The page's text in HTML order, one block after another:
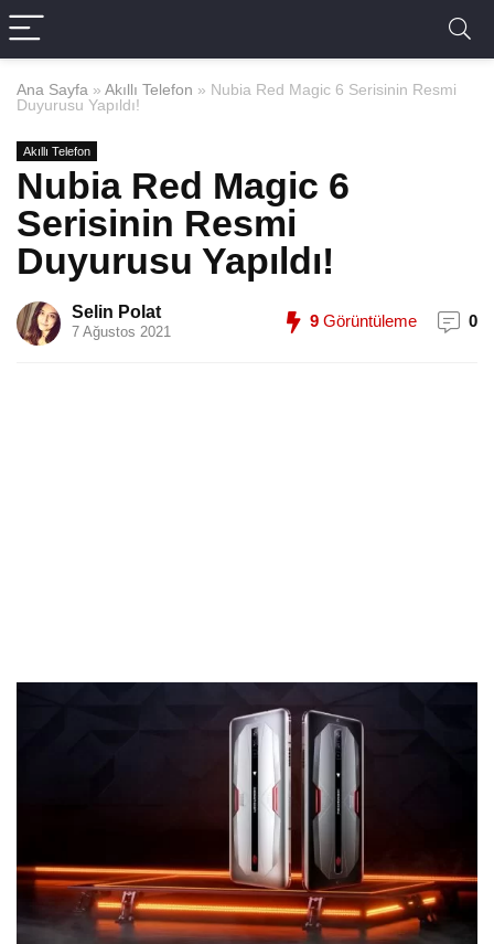
Ana Sayfa » Akıllı Telefon » Nubia Red Magic 6 Serisinin Resmi
Duyurusu Yapıldı!
Akıllı Telefon
Nubia Red Magic 6
Serisinin Resmi
Duyurusu Yapıldı!
Selin Polat
7 Ağustos 2021
9 Görüntüleme 0